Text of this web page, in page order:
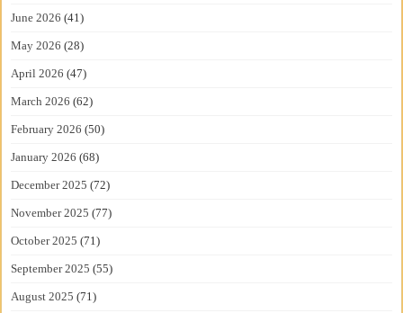
June 2026 (41)
May 2026 (28)
April 2026 (47)
March 2026 (62)
February 2026 (50)
January 2026 (68)
December 2025 (72)
November 2025 (77)
October 2025 (71)
September 2025 (55)
August 2025 (71)